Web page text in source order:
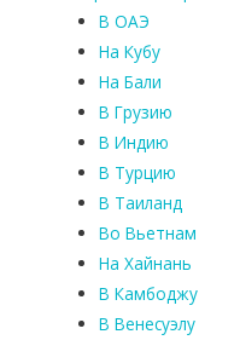
В ОАЭ
На Кубу
На Бали
В Грузию
В Индию
В Турцию
В Таиланд
Во Вьетнам
На Хайнань
В Камбоджу
В Венесуэлу